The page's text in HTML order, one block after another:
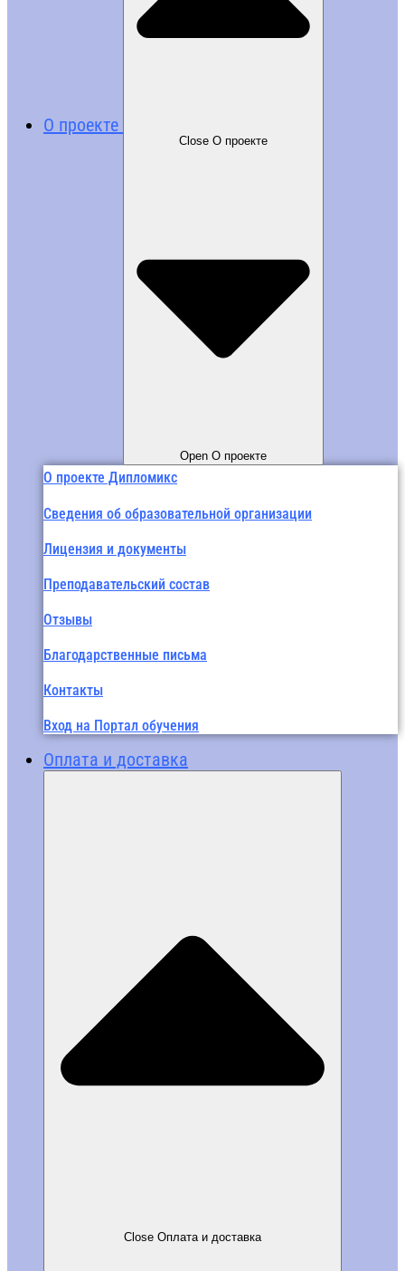
О проекте
Close О проекте
Open О проекте
О проекте Дипломикс
Сведения об образовательной организации
Лицензия и документы
Преподавательский состав
Отзывы
Благодарственные письма
Контакты
Вход на Портал обучения
Оплата и доставка
Close Оплата и доставка